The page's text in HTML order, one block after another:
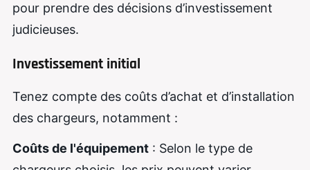
pour prendre des décisions d’investissement
judicieuses.
Investissement initial
Tenez compte des coûts d’achat et d’installation
des chargeurs, notamment :
Coûts de l'équipement : Selon le type de